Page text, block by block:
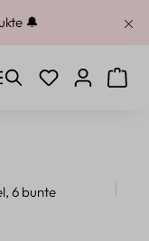
🔔
Du hast 0